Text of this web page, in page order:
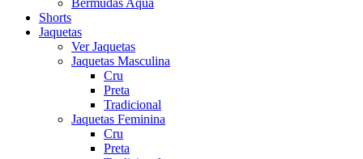
Bermudas Aqua
Shorts
Jaquetas
Ver Jaquetas
Jaquetas Masculina
Cru
Preta
Tradicional
Jaquetas Feminina
Cru
Preta